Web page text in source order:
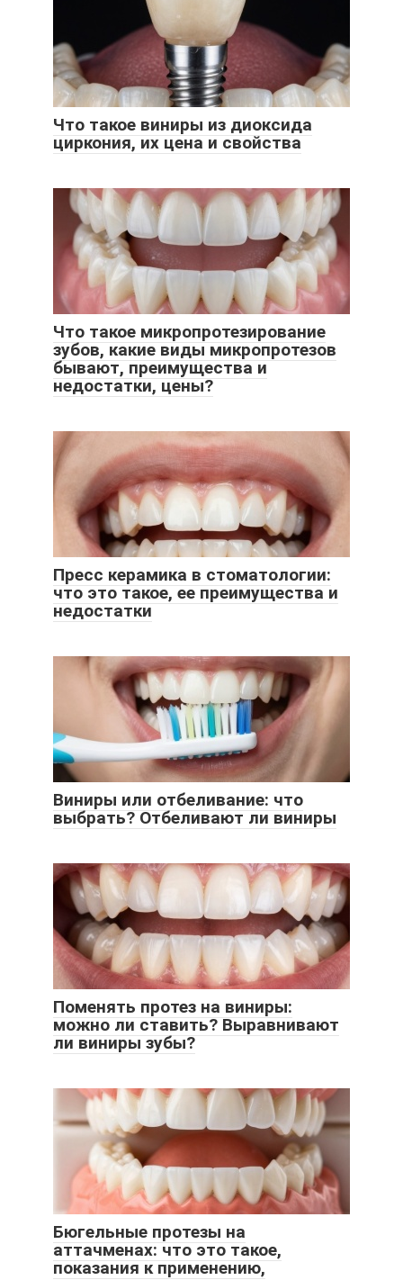
Что такое виниры из диоксида
циркония, их цена и свойства
Что такое микропротезирование
зубов, какие виды микропротезов
бывают, преимущества и
недостатки, цены?
Пресс керамика в стоматологии:
что это такое, ее преимущества и
недостатки
Виниры или отбеливание: что
выбрать? Отбеливают ли виниры
Поменять протез на виниры:
можно ли ставить? Выравнивают
ли виниры зубы?
Бюгельные протезы на
аттачменах: что это такое,
показания к применению,